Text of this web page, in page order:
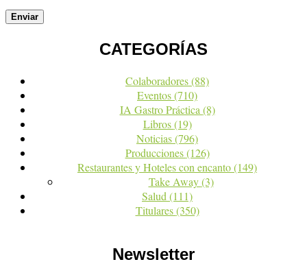
CATEGORÍAS
Colaboradores(88)
Eventos(710)
IA Gastro Práctica (8)
Libros(19)
Noticias(796)
Producciones(126)
Restaurantes y Hoteles con encanto(149)
Take Away(3)
Salud (111)
Titulares(350)
Newsletter